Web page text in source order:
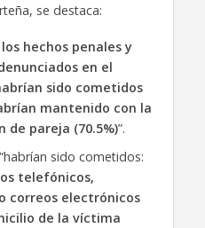
se destaca:
hechos penales y
en el
sido cometidos
mantenido con la
pareja (70.5%)”.
sido cometidos:
telefónicos,
correos electrónicos
de la víctima